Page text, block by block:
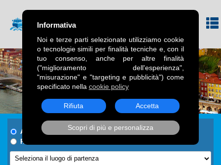
Informativa
Noi e terze parti selezionate utilizziamo cookie
o tecnologie simili per finalità tecniche e, con il
tuo consenso, anche per altre finalità
("miglioramento dell'esperienza",
"misurazione" e "targeting e pubblicità") come
specificato nella cookie policy
Rifiuta Accetta
Scopri di più e personalizza